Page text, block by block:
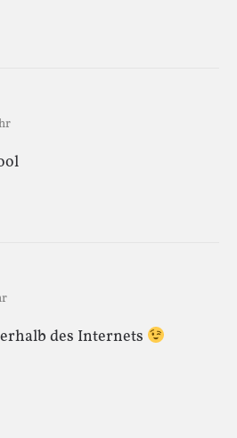
des Internets